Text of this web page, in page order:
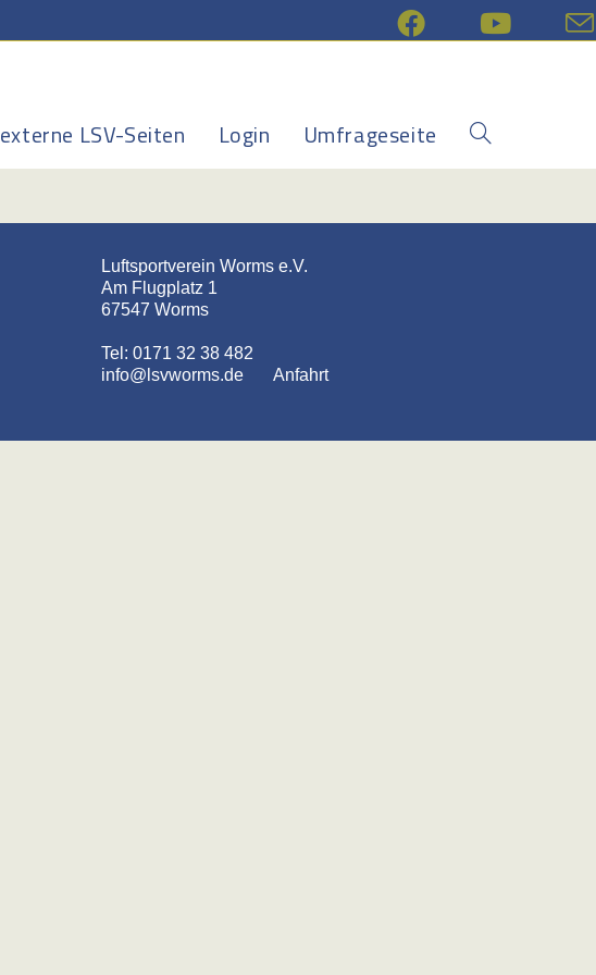
externe LSV-Seiten Login Umfrageseite Website-
Luftsportverein Worms e.V.
Am Flugplatz 1
67547 Worms
Tel: 0171 32 38 482
info@lsvworms.de
Anfahrt